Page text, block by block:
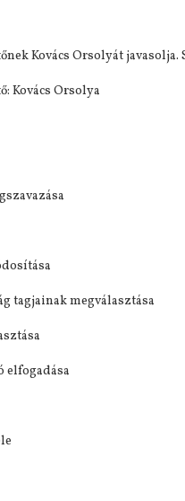
Kovács Orsolyát javasolja.
Kovács Orsolya
tagjainak megválasztása
elfogadása